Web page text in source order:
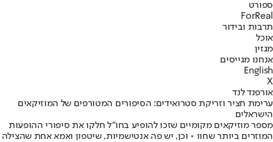
ספורט
ForReal
תרבות ובידור
אוכל
מגזין
אנחנו מגייסים
English
X
אורפנד לנד
ערימת חציר וזריקת סטרואידים: הסיפורים המטורפים של המוזיקאים
הישראלים
מספר מוזיקאים מקומיים שזכו להופיע בחו"ל חלקו את סיפורי ההופעות
המוזרים ביותר שחוו • וכן, יש פה אנטישמיות, שיטפון ואמא אחת שהצילה